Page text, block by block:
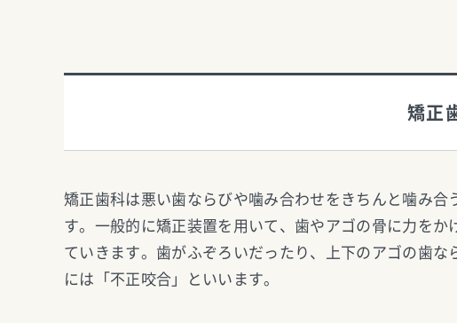
矯正
矯正歯科は悪い歯ならびや噛み合わせをきちんと噛み
す。一般的に矯正装置を用いて、歯やアゴの骨に力を
ていきます。歯がふぞろいだったり、上下のアゴの歯
には「不正咬合」といいます。